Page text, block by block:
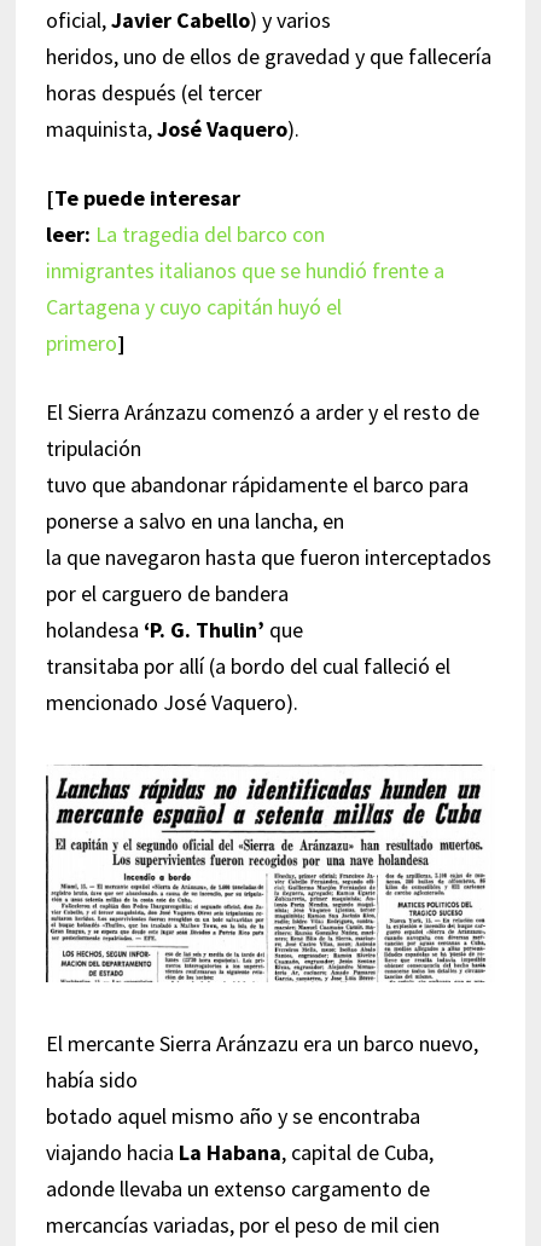
oficial,Javier Cabello) y varios
heridos, uno de ellos de gravedad y que fallecería
horas después (el tercer
maquinista,José Vaquero).
[Te puede interesar
leer: La tragedia del barco con
inmigrantes italianos que se hundió frente a
Cartagena y cuyo capitán huyó el
primero]
El Sierra Aránzazu comenzó a arder y el resto de
tripulación
tuvo que abandonar rápidamente el barco para
ponerse a salvo en una lancha, en
la que navegaron hasta que fueron interceptados
por el carguero de bandera
holandesa ‘P. G. Thulin’ que
transitaba por allí (a bordo del cual falleció el
mencionado José Vaquero).
El mercante Sierra Aránzazu era un barco nuevo,
había sido
botado aquel mismo año y se encontraba
viajando hacia La Habana, capital de Cuba,
adonde llevaba un extenso cargamento de
mercancías variadas, por el peso de mil cien